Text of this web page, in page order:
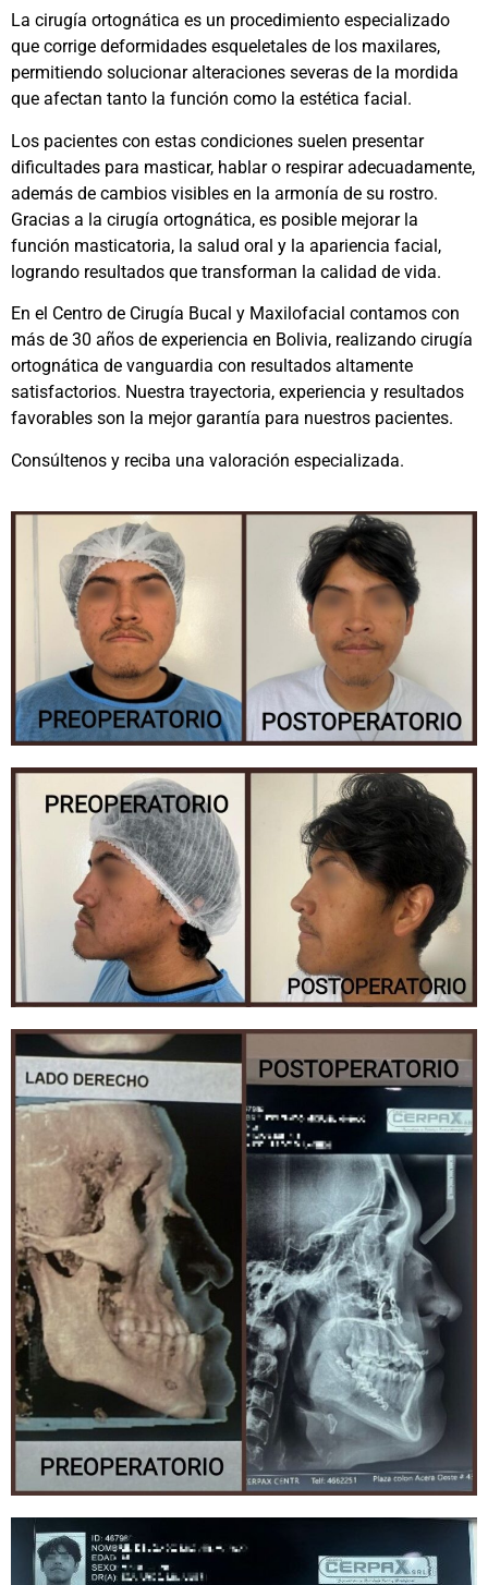
La cirugía ortognática es un procedimiento especializado
que corrige deformidades esqueletales de los maxilares,
permitiendo solucionar alteraciones severas de la mordida
que afectan tanto la función como la estética facial.
Los pacientes con estas condiciones suelen presentar
dificultades para masticar, hablar o respirar adecuadamente,
además de cambios visibles en la armonía de su rostro.
Gracias a la cirugía ortognática, es posible mejorar la
función masticatoria, la salud oral y la apariencia facial,
logrando resultados que transforman la calidad de vida.
En el Centro de Cirugía Bucal y Maxilofacial contamos con
más de 30 años de experiencia en Bolivia, realizando cirugía
ortognática de vanguardia con resultados altamente
satisfactorios. Nuestra trayectoria, experiencia y resultados
favorables son la mejor garantía para nuestros pacientes.
Consúltenos y reciba una valoración especializada.